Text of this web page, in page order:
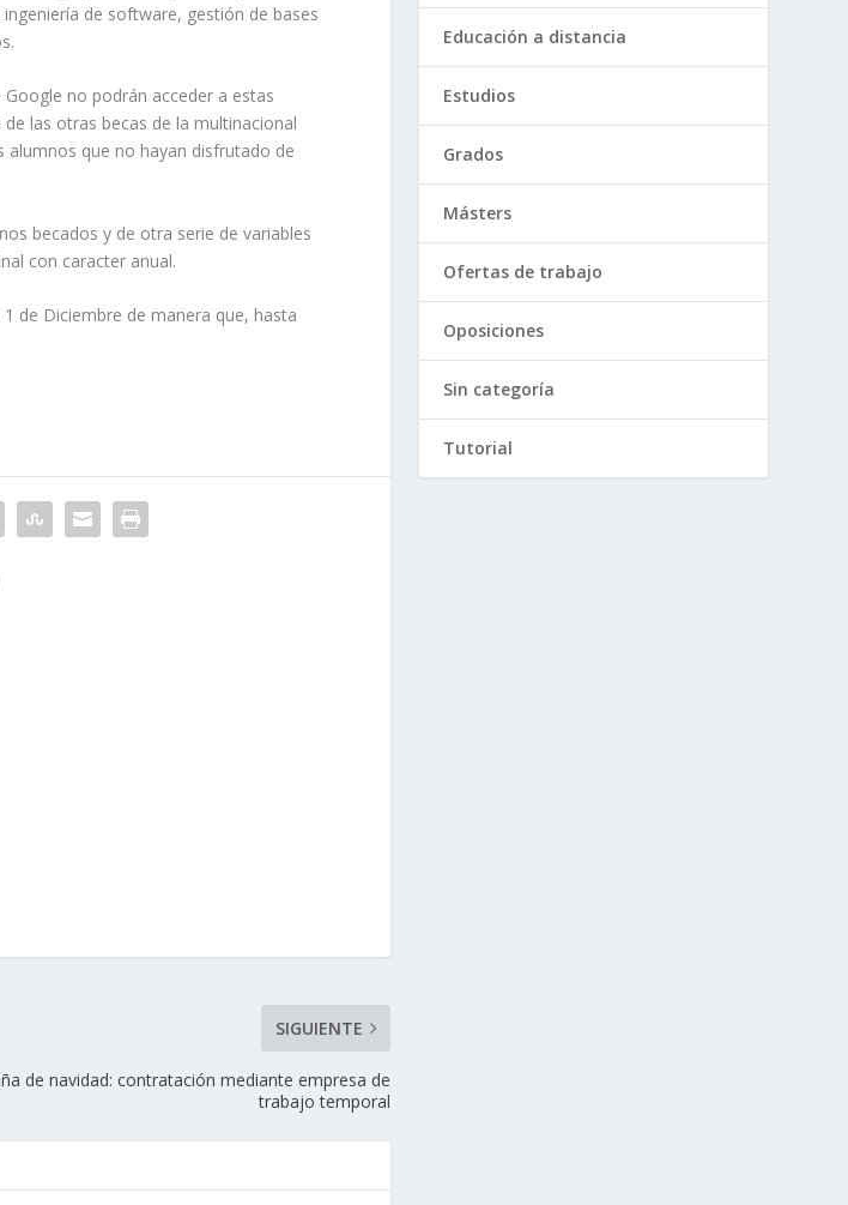
de software, gestión de bases
no podrán acceder a estas
las otras becas de la multinacional
alumnos que no hayan disfrutado de
becados y de otra serie de variables
con caracter anual.
de Diciembre de manera que, hasta
SIGUIENTE
de navidad: contratación mediante empresa de
trabajo temporal
Educación a distancia
Estudios
Grados
Másters
Ofertas de trabajo
Oposiciones
Sin categoría
Tutorial